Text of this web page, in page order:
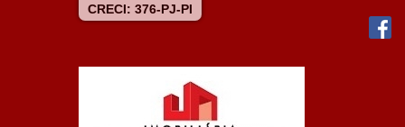
CRECI: 376-PJ-PI